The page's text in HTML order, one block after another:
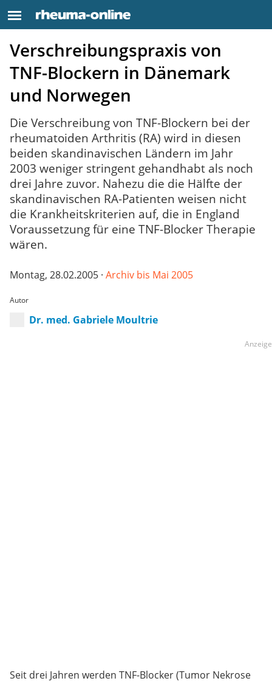
Verschreibungspraxis von
TNF-Blockern in Dänemark
und Norwegen
Die Verschreibung von TNF-Blockern bei der
rheumatoiden Arthritis (RA) wird in diesen
beiden skandinavischen Ländern im Jahr
2003 weniger stringent gehandhabt als noch
drei Jahre zuvor. Nahezu die die Hälfte der
skandinavischen RA-Patienten weisen nicht
die Krankheitskriterien auf, die in England
Voraussetzung für eine TNF-Blocker Therapie
wären.
Montag, 28.02.2005 · Archiv bis Mai 2005
Autor
Dr. med. Gabriele Moultrie
Seit drei Jahren werden TNF-Blocker (Tumor Nekrose